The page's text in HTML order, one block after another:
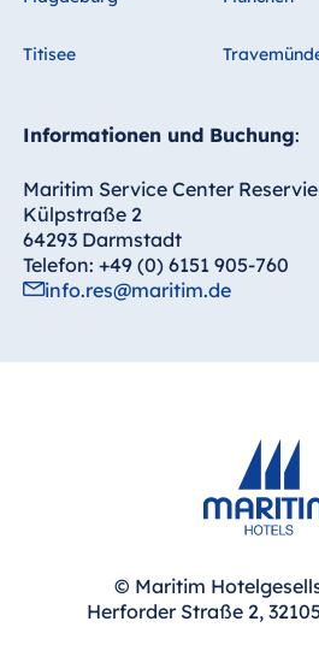
Titisee
Informationen und Buchung:
Maritim Service Center
Külpstraße 2
64293 Darmstadt
Telefon: +49 (0) 6151 905-760
info.res@maritim.de
© Maritim
Herforder Straße 2,